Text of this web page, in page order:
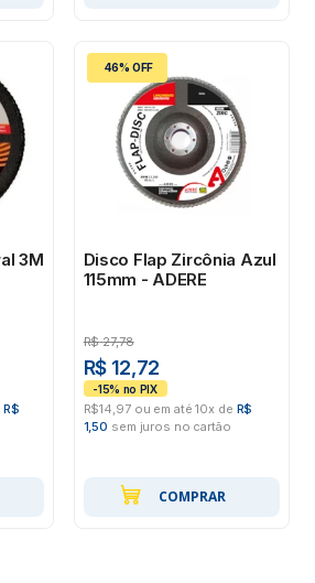
3M
R$
46% OFF
Disco Flap Zircônia Azul
115mm - ADERE
R$ 27,78
R$ 12,72
R$14,97 ou em até 10x de R$
1,50 sem juros no cartão
COMPRAR